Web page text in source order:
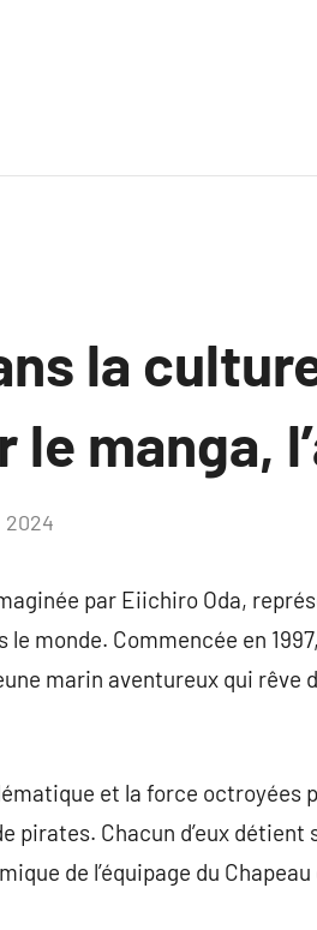
la
manga,
2024
par Eiichiro Oda,
le monde. Commencée en
marin aventureux qui rêve
et la force octroyées
pirates. Chacun d’eux
de l’équipage du Chapeau